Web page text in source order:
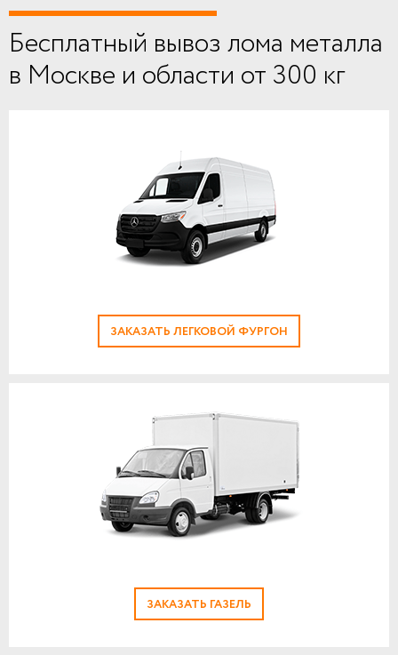
Бесплатный вывоз лома металла
в Москве и области от 300 кг
ЗАКАЗАТЬ ЛЕГКОВОЙ ФУРГОН
ЗАКАЗАТЬ ГАЗЕЛЬ